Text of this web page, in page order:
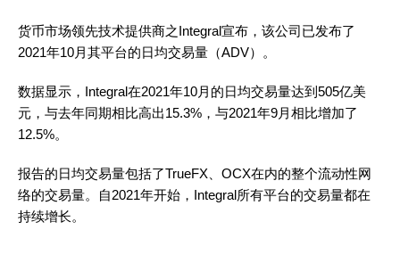
货币市场领先技术提供商之Integral宣布，该公司已发布了
2021年10月其平台的日均交易量（ADV）。
数据显示，Integral在2021年10月的日均交易量达到505亿美
元，与去年同期相比高出15.3%，与2021年9月相比增加了
12.5%。
报告的日均交易量包括了TrueFX、OCX在内的整个流动性网
络的交易量。自2021年开始，Integral所有平台的交易量都在
持续增长。